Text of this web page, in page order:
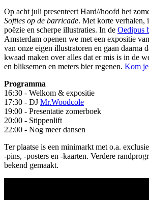
Op acht juli presenteert Hard//hoofd het
Softies op de barricade. Met korte verhalen,
poëzie en scherpe illustraties. In de Oedipus
Amsterdam openen we met een expositie
van onze eigen illustratoren en gaan daarna
kwaad maken over alles dat er mis is in de
en bliksemen en meters bier regenen. Kom
Programma
16:30 - Welkom & expositie
17:30 - DJ Mr.Woodcole
19:00 - Presentatie zomerboek
20:00 - Stippenlift
22:00 - Nog meer dansen
Ter plaatse is een minimarkt met o.a.
-pins, -posters en -kaarten. Verdere
bekend gemaakt.